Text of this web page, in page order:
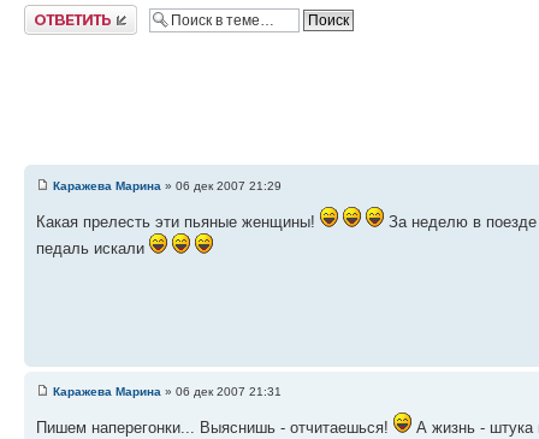
Ответить
Каражева Марина » 06 дек 2007 21:29
Какая прелесть эти пьяные женщины!
За неделю в
педаль искали
Каражева Марина » 06 дек 2007 21:31
Пишем наперегонки... Выяснишь - отчитаешься! А жизнь -